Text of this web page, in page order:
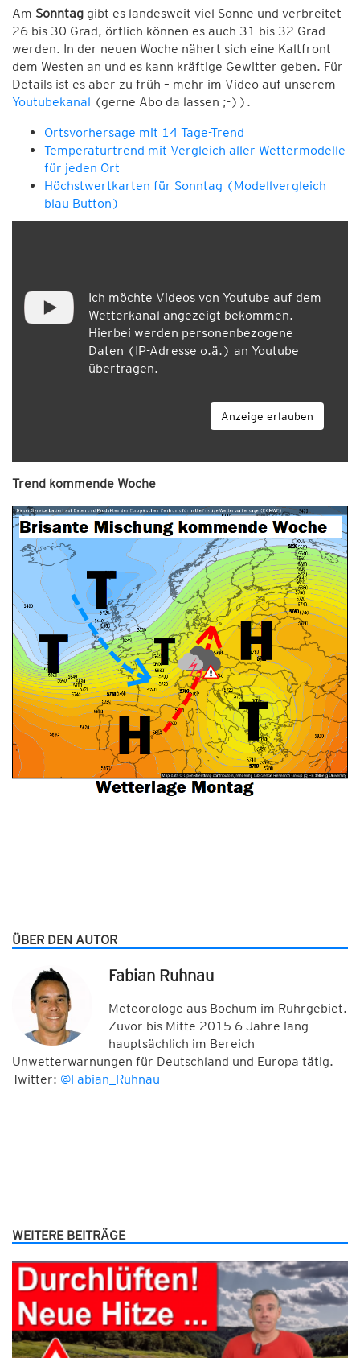
Am Sonntag gibt es landesweit viel Sonne und verbreitet
26 bis 30 Grad, örtlich können es auch 31 bis 32 Grad
werden. In der neuen Woche nähert sich eine Kaltfront
dem Westen an und es kann kräftige Gewitter geben. Für
Details ist es aber zu früh – mehr im Video auf unserem
Youtubekanal (gerne Abo da lassen ;-)).
Ortsvorhersage mit 14 Tage-Trend
Temperaturtrend mit Vergleich aller Wettermodelle
für jeden Ort
Höchstwertkarten für Sonntag (Modellvergleich
blau Button)
Ich möchte Videos von Youtube auf dem
Wetterkanal angezeigt bekommen.
Hierbei werden personenbezogene
Daten (IP-Adresse o.ä.) an Youtube
übertragen.
Anzeige erlauben
Trend kommende Woche
ÜBER DEN AUTOR
Fabian Ruhnau
Meteorologe aus Bochum im Ruhrgebiet.
Zuvor bis Mitte 2015 6 Jahre lang
hauptsächlich im Bereich
Unwetterwarnungen für Deutschland und Europa tätig.
Twitter: @Fabian_Ruhnau
WEITERE BEITRÄGE